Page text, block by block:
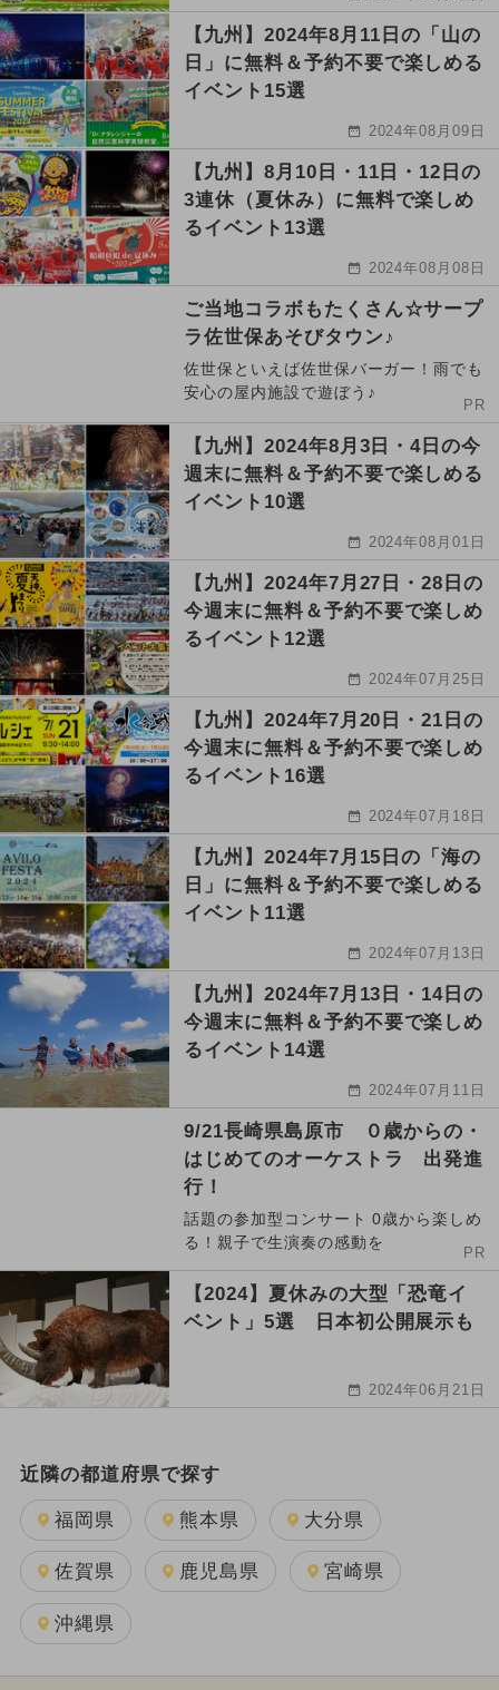
【九州】2024年8月11日の「山の
日」に無料＆予約不要で楽しめる
イベント15選
2024年08月09日
【九州】8月10日・11日・12日の
3連休（夏休み）に無料で楽しめ
るイベント13選
2024年08月08日
ご当地コラボもたくさん☆サープ
ラ佐世保あそびタウン♪
佐世保といえば佐世保バーガー！雨でも
安心の屋内施設で遊ぼう♪
PR
【九州】2024年8月3日・4日の今
週末に無料＆予約不要で楽しめる
イベント10選
2024年08月01日
【九州】2024年7月27日・28日の
今週末に無料＆予約不要で楽しめ
るイベント12選
2024年07月25日
【九州】2024年7月20日・21日の
今週末に無料＆予約不要で楽しめ
るイベント16選
2024年07月18日
【九州】2024年7月15日の「海の
日」に無料＆予約不要で楽しめる
イベント11選
2024年07月13日
【九州】2024年7月13日・14日の
今週末に無料＆予約不要で楽しめ
るイベント14選
2024年07月11日
9/21長崎県島原市 ０歳からの・
はじめてのオーケストラ 出発進
行！
話題の参加型コンサート 0歳から楽しめ
る！親子で生演奏の感動を
PR
【2024】夏休みの大型「恐竜イ
ベント」5選 日本初公開展示も
2024年06月21日
近隣の都道府県で探す
福岡県 熊本県 大分県
佐賀県 鹿児島県 宮崎県
沖縄県